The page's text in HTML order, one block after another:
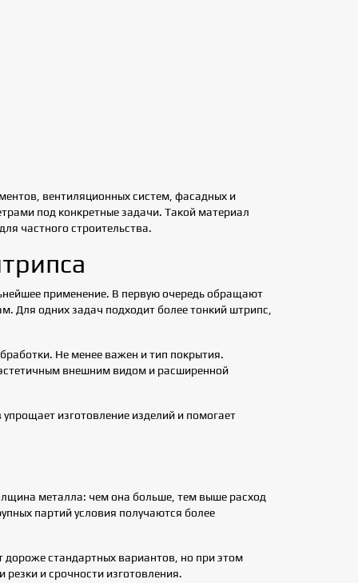
вентиляционных систем, фасадных и
под конкретные задачи. Такой материал
частного строительства.
применение. В первую очередь обращают
Для одних задач подходит более тонкий штрипс,
Не менее важен и тип покрытия.
внешним видом и расширенной
изготовление изделий и помогает
металла: чем она больше, тем выше расход
партий условия получаются более
стандартных вариантов, но при этом
и срочности изготовления.